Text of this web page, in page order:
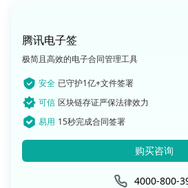
腾讯电子签
极简且高效的电子合同管理工具
安全 已守护1亿+文件签署
可信 区块链存证严保法律效力
易用 15秒完成合同签署
购买咨询
4000-800-